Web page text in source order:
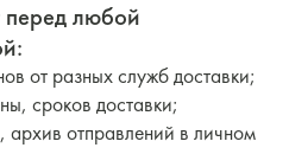
любой
от разных служб доставки;
сроков доставки;
архив отправлений в личном